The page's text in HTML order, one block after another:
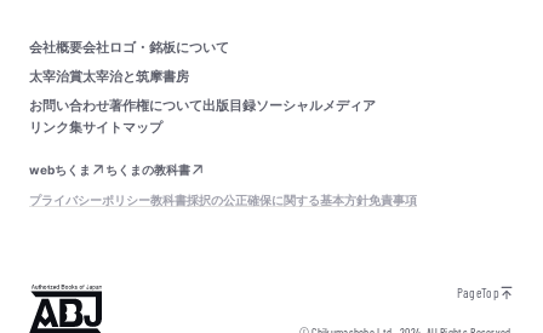
会社概要会社ロゴ・銘板について
太宰治賞太宰治と筑摩書房
お問い合わせ著作権について出版目録ソーシャルメディア
リンク集サイトマップ
webちくま
ちくまの教科書
プライバシーポリシー教科書採択の公正確保に関する基本方針免責事項
PageTop